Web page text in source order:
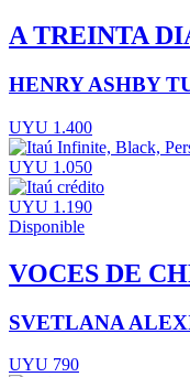
A TREINTA
HENRY ASHBY
UYU 1.400
UYU 1.050
UYU 1.190
Disponible
VOCES DE
SVETLANA
UYU 790